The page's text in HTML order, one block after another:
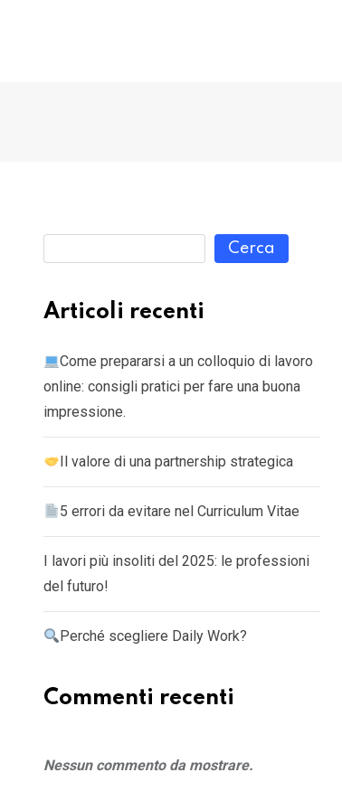
Cerca
Articoli recenti
Come prepararsi a un colloquio di lavoro
online: consigli pratici per fare una buona
impressione.
Il valore di una partnership strategica
5 errori da evitare nel Curriculum Vitae
I lavori più insoliti del 2025: le professioni
del futuro!
Perché scegliere Daily Work?
Commenti recenti
Nessun commento da mostrare.